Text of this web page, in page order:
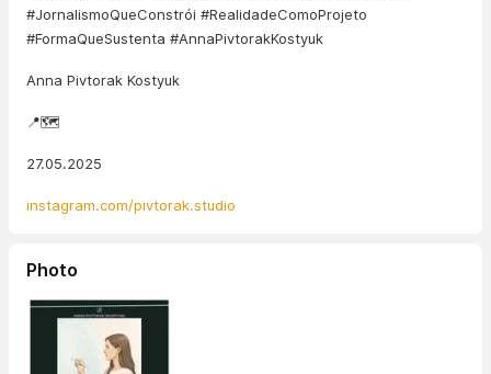
#JornalismoQueConstrói #RealidadeComoProjeto
#FormaQueSustenta #AnnaPivtorakKostyuk
Anna Pivtorak Kostyuk
📍🗺️
27.05.2025
instagram.com/pivtorak.studio
Photo